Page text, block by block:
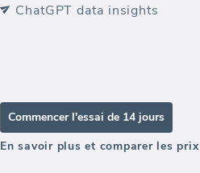
ChatGPT data insights
Commencer l'essai de 14 jours
En savoir plus et comparer les prix